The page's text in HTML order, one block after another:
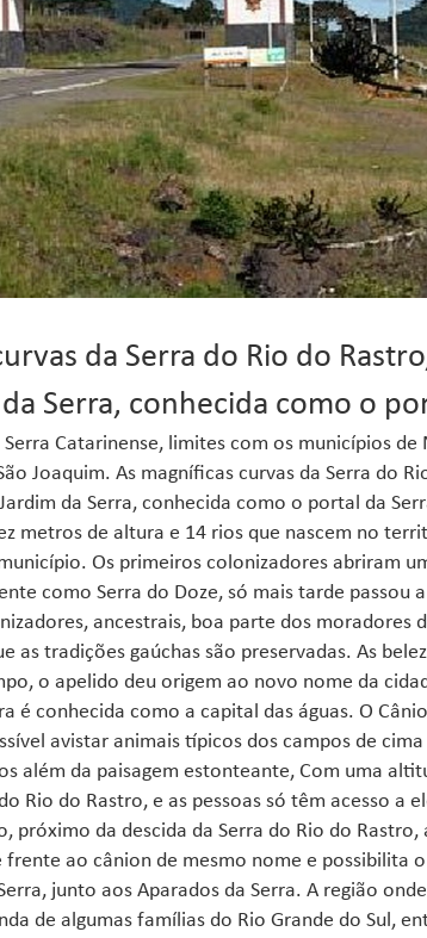
da Serra do Rio do
Serra, conhecida como o
Catarinense, limites com os municípios
Joaquim. As magníficas curvas da Serra do
da Serra, conhecida como o portal da
metros de altura e 14 rios que nascem no
Os primeiros colonizadores abriram
como Serra do Doze, só mais tarde passou
ancestrais, boa parte dos moradores
as tradições gaúchas são preservadas. As
o apelido deu origem ao novo nome da
é conhecida como a capital das águas. O
avistar animais típicos dos campos de
além da paisagem estonteante, Com uma
Rio do Rastro, e as pessoas só têm acesso a
próximo da descida da Serra do Rio do
frente ao cânion de mesmo nome e possibilita
junto aos Aparados da Serra. A região
de algumas famílias do Rio Grande do Sul,